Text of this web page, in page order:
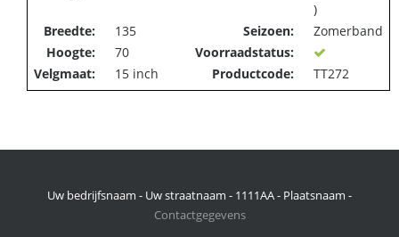
)
Breedte:
135 Seizoen:
Zomerband
Hoogte:
70
Voorraadstatus:
Velgmaat:
15 inch Productcode: TT272
Uw bedrijfsnaam - Uw straatnaam - 1111AA - Plaatsnaam -
Contactgegevens